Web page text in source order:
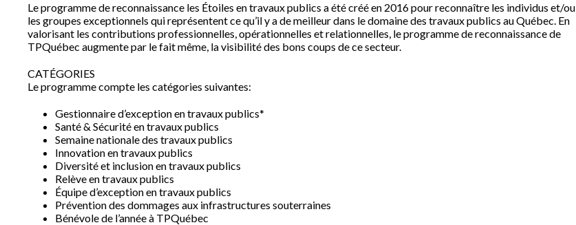
Le programme de reconnaissance les Étoiles en travaux publics a été créé en 2016 pour reconnaître les individus et/ou
les groupes exceptionnels qui représentent ce qu’il y a de meilleur dans le domaine des travaux publics au Québec. En
valorisant les contributions professionnelles, opérationnelles et relationnelles, le programme de reconnaissance de
TPQuébec augmente par le fait même, la visibilité des bons coups de ce secteur.
CATÉGORIES
Le programme compte les catégories suivantes:
Gestionnaire d’exception en travaux publics*
Santé & Sécurité en travaux publics
Semaine nationale des travaux publics
Innovation en travaux publics
Diversité et inclusion en travaux publics
Relève en travaux publics
Équipe d’exception en travaux publics
Prévention des dommages aux infrastructures souterraines
Bénévole de l’année à TPQuébec